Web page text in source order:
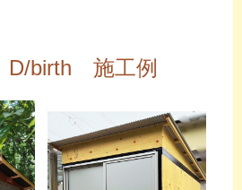
D/birth 施工例